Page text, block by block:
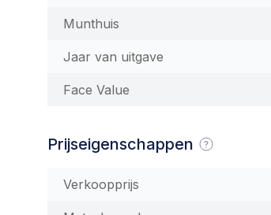
Munthuis
Jaar van uitgave
Face Value
Prijseigenschappen
Verkoopprijs